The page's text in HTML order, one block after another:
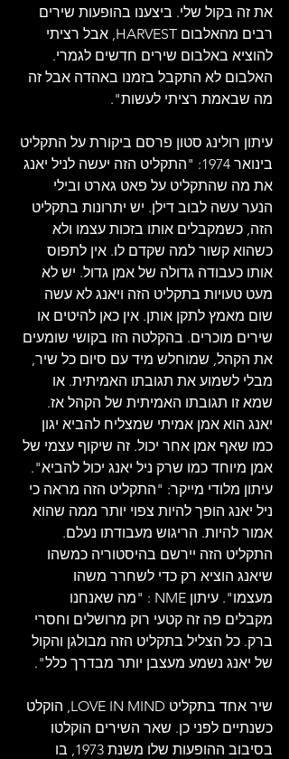
את זה בקול שלי. ביצענו בהופעות שירים
רבים מהאלבום HARVEST, אבל רציתי
להוציא באלבום שירים חדשים לגמרי.
האלבום לא התקבל בזמנו באהדה אבל זה
מה שבאמת רציתי לעשות".
עיתון רולינג סטון פרסם ביקורת על התקליט
בינואר 1974: "התקליט הזה יעשה לניל יאנג
את מה שהתקליט על פאט גארט ובילי
הנער עשה לבוב דילן. יש יתרונות בתקליט
הזה, כשמקבלים אותו בזכות עצמו ולא
כשהוא קשור למה שקדם לו. אין לתפוס
אותו כעבודה גדולה של אמן גדול. יש לא
מעט טעויות בתקליט הזה ויאנג לא עשה
שום מאמץ לתקן אותן. אין כאן להיטים או
שירים מוכרים. בהקלטה הזו בקושי שומעים
את הקהל, שמוחלש מיד עם סיום כל שיר,
מבלי לשמוע את תגובתו האמיתית. או
שמא זו תגובתו האמיתית של הקהל אז.
יאנג הוא אמן אמיתי שמצליח להביא יגון
כמו שאף אמן אחר יכול. זה שיקוף עצמי של
אמן מיוחד כמו שרק ניל יאנג יכול להביא".
עיתון מלודי מייקר: "התקליט הזה מראה כי
ניל יאנג הופך להיות צפוי יותר ממה שהוא
אמור להיות. הריגוש מעבודתו נעלם.
התקליט הזה יירשם בהיסטוריה כמשהו
שיאנג הוציא רק כדי לשחרר משהו
מעצמו". עיתון NME : "מה שאנחנו
מקבלים פה זה קטעי רוק מרושלים וחסרי
ברק. כל הצליל בתקליט הזה מבולגן והקול
של יאנג נשמע מעצבן יותר מבדרך כלל".
שיר אחד בתקליט LOVE IN MIND, הוקלט
כשנתיים לפני כן. שאר השירים הוקלטו
בסיבוב ההופעות שלו משנת 1973, בו